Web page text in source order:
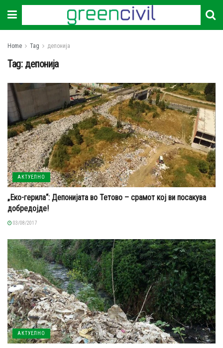
Home Tag депонија
Tag: депонија
АКТУЕЛНО
„Еко-герила“: Депонијата во Тетово – срамот кој ви посакува
добредојде!
03/08/2017
АКТУЕЛНО